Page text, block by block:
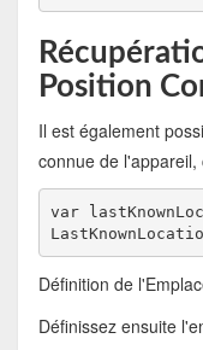
Position
Il est également
connue de
var
Définition de
Définissez ensuite